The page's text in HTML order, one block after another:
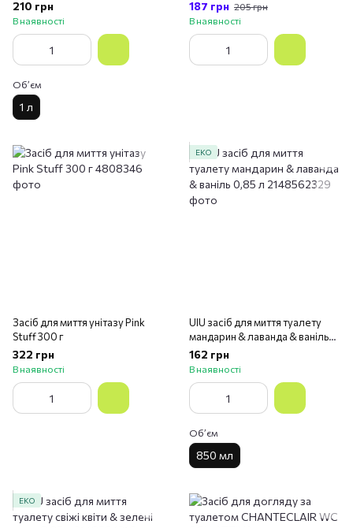
210 грн
В наявності
Обʼєм
1 л
187 грн 205 грн
В наявності
Засіб для миття унітазу Pink
Stuff 300 г
322 грн
В наявності
ЕКО
UIU засіб для миття туалету
мандарин & лаванда & ваніль
0,85 л
162 грн
В наявності
Обʼєм
850 мл
ЕКО